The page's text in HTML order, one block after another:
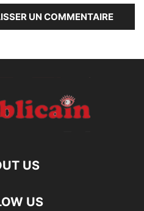
UN COMMENTAIRE
US
US